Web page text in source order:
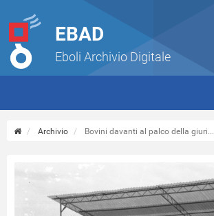
EBAD
Eboli Archivio Digitale
Archivio Bovini davanti al palco della giuri...